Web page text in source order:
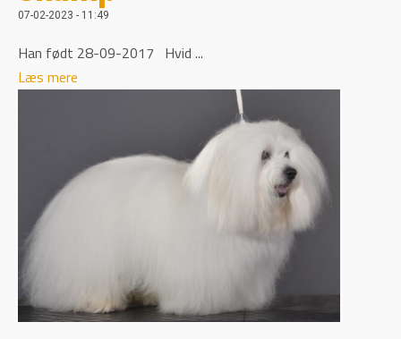
07-02-2023 - 11:49
Han født 28-09-2017 Hvid ...
Læs mere